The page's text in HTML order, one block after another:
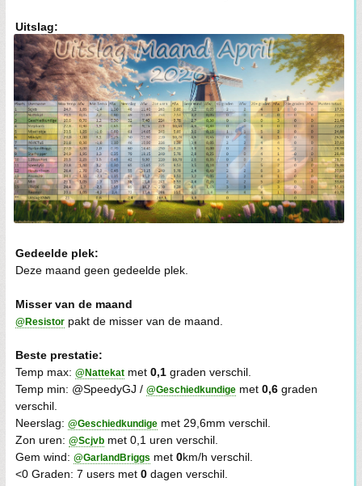
Uitslag:
Gedeelde plek:
Deze maand geen gedeelde plek.
Misser van de maand
@Resistor pakt de misser van de maand.
Beste prestatie:
Temp max: @Nattekat met 0,1 graden verschil.
Temp min: @SpeedyGJ / @Geschiedkundige met 0,6 graden
verschil.
Neerslag: @Geschiedkundige met 29,6mm verschil.
Zon uren: @Scjvb met 0,1 uren verschil.
Gem wind: @GarlandBriggs met 0km/h verschil.
<0 Graden: 7 users met 0 dagen verschil.